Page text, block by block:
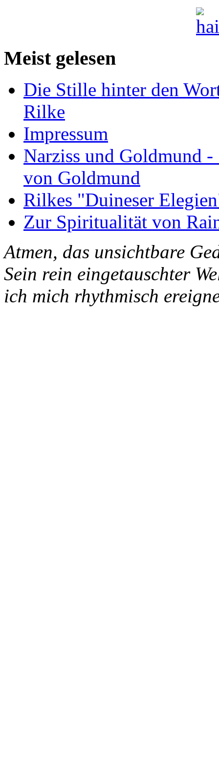
Meist gelesen
Die Stille hinter den
Rilke
Impressum
Narziss und Goldmund
von Goldmund
Rilkes "Duineser
Zur Spiritualität von
Atmen, das unsichtbare
Sein rein eingetauschter
ich mich rhythmisch